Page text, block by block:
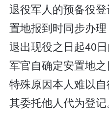
退役军人的预备役
置地报到时同步办
退出现役之日起40
军官自确定安置地
特殊原因本人难以
其委托他人代为登记